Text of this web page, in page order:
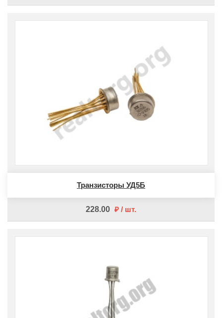
Транзисторы УД5Б
228.00 шт